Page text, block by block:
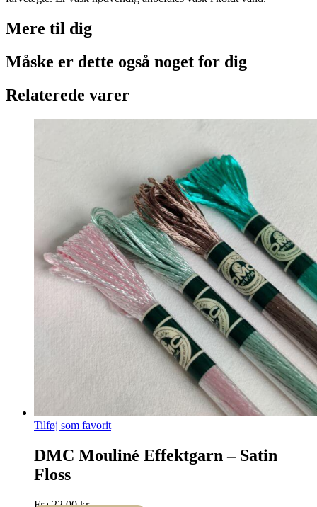
Mere til dig
Måske er dette også noget for dig
Relaterede varer
Tilføj som favorit
DMC Mouliné Effektgarn – Satin
Floss
Fra22,00kr.